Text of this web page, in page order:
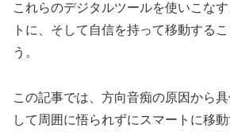
これらのデジタルツールを使いこな
トに、そして自信を持って移動する
う。
この記事では、方向音痴の原因から
して周囲に悟られずにスマートに移